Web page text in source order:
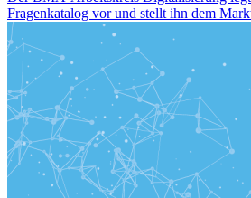
Fragenkatalog vor und stellt ihn dem